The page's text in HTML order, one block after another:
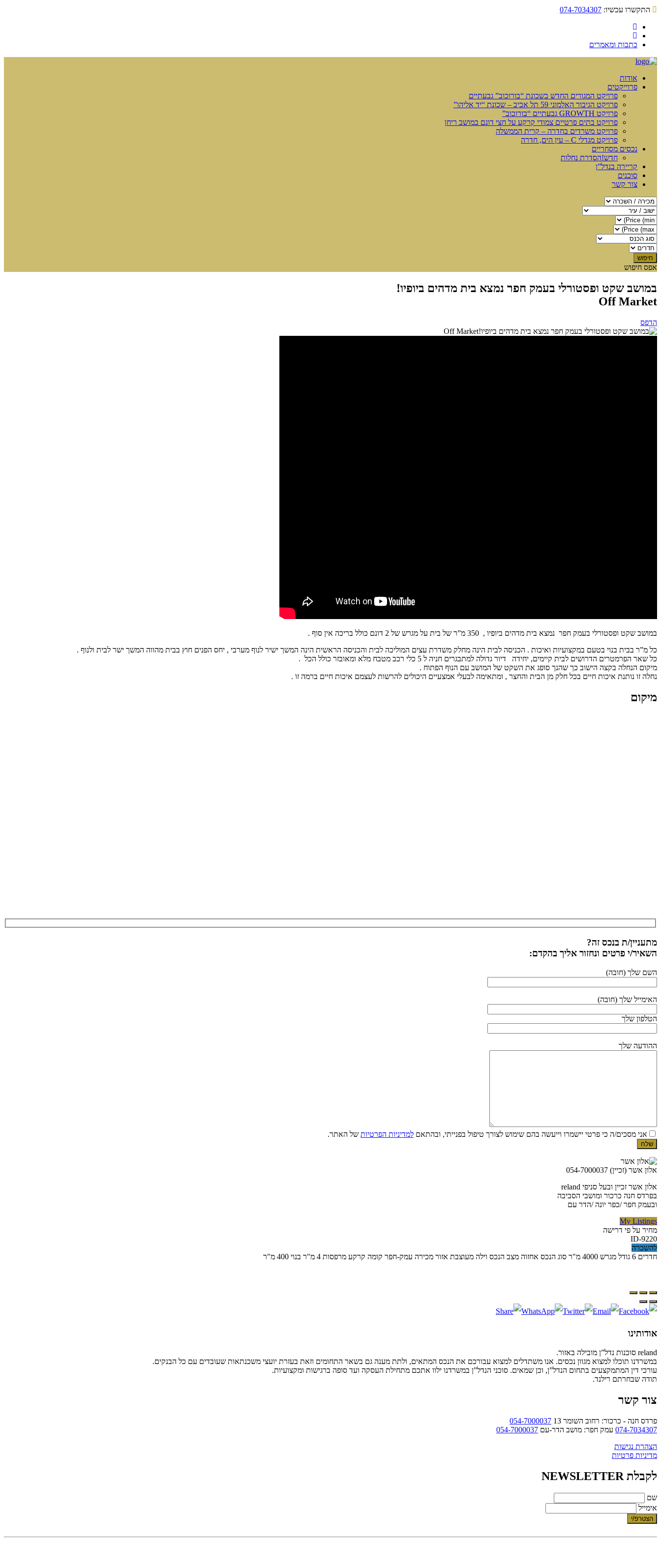
התקשרו עכשיו: 074-7034307
כתבות ומאמרים
אודות
פרוייקטים
פרויקט המגורים החדש בשכונת “בורוכוב” גבעתיים
פרויקט הגיבור האלמוני 59 תל אביב – שכונת “יד אליהו”
פרויקט GROWTH גבעתיים “בורוכוב”
פרויקט בתים פרטיים צמודי קרקע על חצי דונם במושב ריחן
פרויקט משרדים בחדרה – קרית הממשלה
פרויקט מגדלי C – עין הים, חדרה
נכסים מסחריים
חדש!הסדרת נחלות
קריירה בנדל”ן
סוכנים
צור קשר
אפס חיפוש
במושב שקט ופסטורלי בעמק חפר נמצא בית מדהים ביופיו!
Off Market
הדפס
במושב שקט ופסטורלי בעמק חפר נמצא בית מדהים ביופיו , 350 מ”ר של בית על מגרש של 2 דונם כולל בריכה אין סוף .
כל מ”ר בבית בנוי בטעם במקצועיות ואיכות . הכניסה לבית הינה מחלק משדרת עצים המוליכה לבית והכניסה הראשית הינה המשך ישיר לנוף מערבי , יחס הפנים חוץ בבית מהווה המשך ישר לבית ולנוף .
כל שאר הפרמטרים הדרושים לבית קיימים, יחידה דיור גדולה למתבגרים חניה ל 5 כלי רכב מטבח מלא ומאובזר כולל הכל .
מיקום הנחלה בקצה הישוב כך שהנך סופג את השקט של המושב עם הנוף הפתוח .
נחלה זו נותנת איכות חיים בכל חלק מן הבית והחצר , ומתאימה לבעלי אמצעיים היכולים להרשות לעצמם איכות חיים ברמה זו .
מיקום
מתעניין/ת בנכס זה?
השאיר/י פרטים ונחזור אליך בהקדם:
השם שלך (חובה)
האימייל שלך (חובה)
הטלפון שלך
ההודעה שלך
אני מסכים/ה כי פרטי יישמרו וייעשה בהם שימוש לצורך טיפול בפנייתי, ובהתאם למדיניות הפרטיות של האתר.
אלון אשר (זכיין) 054-7000037
אלון אשר זכיין ובעל סניפי reland
בפרדס חנה כרכור ומושבי הסביבה
ובעמק חפר /כפר יונה /הדר עם
My Listings
מחיר על פי דרישה
ID-9220
להשכרה
חדרים 6 גודל מגרש 4000 מ"ר סוג הנכס אחזוה מצב הנכס וילה מעוצבת אזור מכירה עמק-חפר קומה קרקע מרפסות 4 מ"ר בנוי 400 מ"ר
אודותינו
reland סוכנות נדל”ן מובילה באזור.
במשרדנו תוכלו למצוא מגוון נכסים. אנו משתדלים למצוא עבורכם את הנכס המתאים, ולתת מענה גם בשאר התחומים וזאת בעזרת יועצי משכנתאות שעובדים עם כל הבנקים.
עורכי דין המתמקצעים בתחום הנדל”ן, וכן שמאים. סוכני הנדל”ן במשרדנו ילוו אתכם מתחילת העסקה ועד סופה ברגישות ומקצועיות.
תודה שבחרתם רילנד.
צור קשר
פרדס חנה - כרכור: רחוב השומר 13
054-7000037
074-7034307 עמק חפר: מושב הדר-עם 054-7000037
הצהרת נגישות
מדיניות פרטיות
לקבלת NEWSLETTER
שם
אימייל
הצטרפ/י